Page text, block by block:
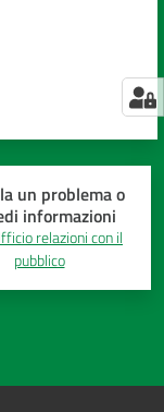
un problema o
informazioni
relazioni con il
pubblico